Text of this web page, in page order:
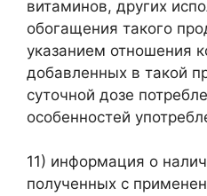
витаминов, других
обогащения такого
указанием отношения
добавленных в такой
суточной дозе
особенностей
11) информация о
полученных с